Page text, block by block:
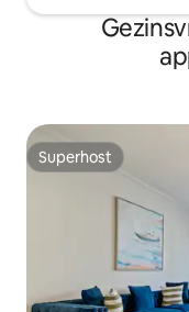
Superhost
Superhost